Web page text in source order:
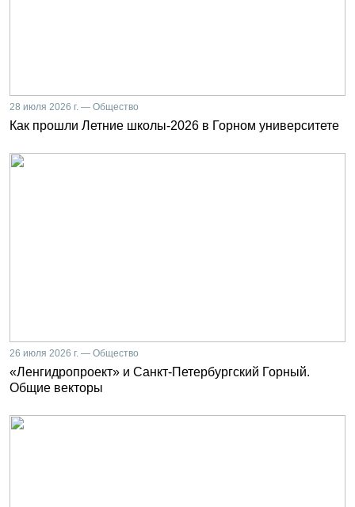
28 июля 2026 г. — Общество
Как прошли Летние школы-2026 в Горном университете
26 июля 2026 г. — Общество
«Ленгидропроект» и Санкт-Петербургский Горный.
Общие векторы